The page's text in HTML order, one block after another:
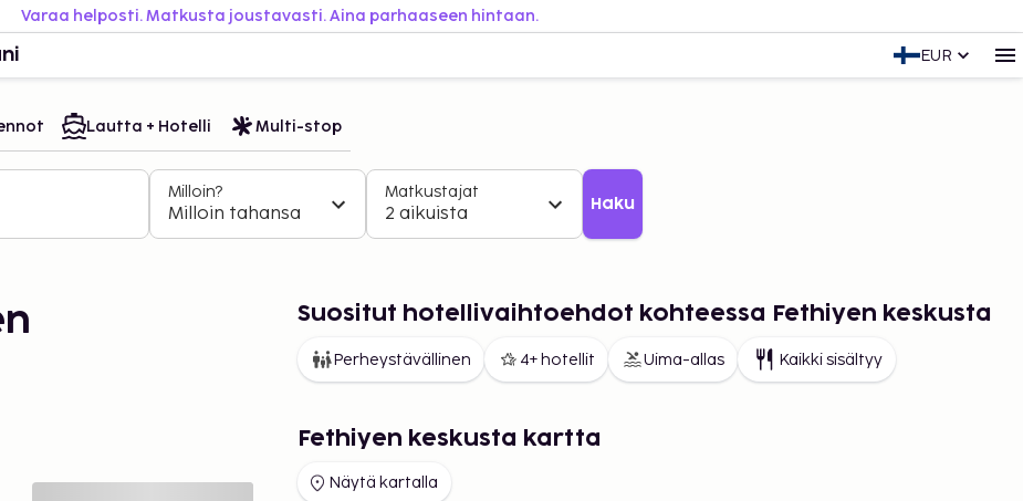
Varaa helposti. Matkusta joustavasti. Aina parhaaseen hintaan.
EUR
Lautta + Hotelli Multi-stop
Milloin?
Milloin tahansa
Matkustajat
2 aikuista Haku
Suositut hotellivaihtoehdot kohteessa Fethiyen keskusta
Perheystävällinen 4+ hotellit Uima-allas Kaikki sisältyy
Fethiyen keskusta kartta
Näytä kartalla